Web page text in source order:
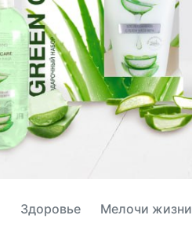
Здоровье Мелочи жизни